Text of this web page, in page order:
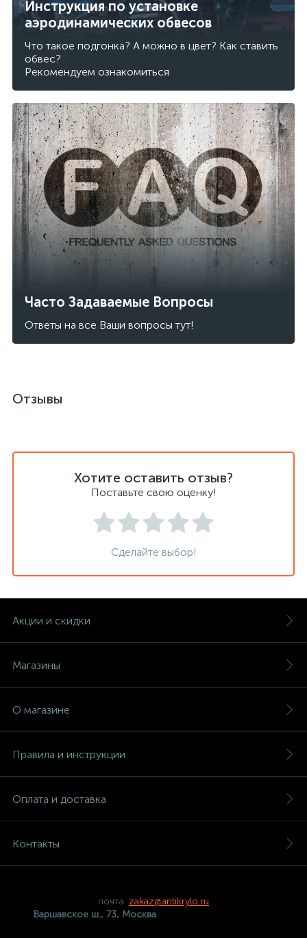
Инструкция по установке
аэродинамических обвесов
Что такое подгонка? А можно в цвет? Как ставить
обвес?
Рекомендуем ознакомиться
Часто Задаваемые Вопросы
Ответы на все Ваши вопросы тут!
Отзывы
Хотите оставить отзыв?
Поставьте свою оценку!
Сделайте выбор!
Акции и скидки
Магазины
О магазине
Правила и инструкции
Оплата и доставка
Контакты
почта: zakaz@antikrylo.ru
Варшавское ш., 73, Москва